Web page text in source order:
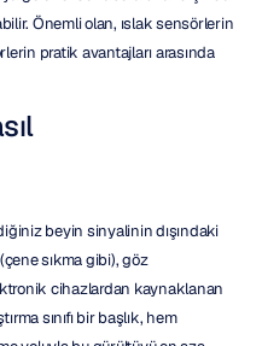
Önemli olan, ıslak sensörlerin
pratik avantajları arasında
beyin sinyalinin dışındaki
sıkma gibi), göz
cihazlardan kaynaklanan
sınıfı bir başlık, hem